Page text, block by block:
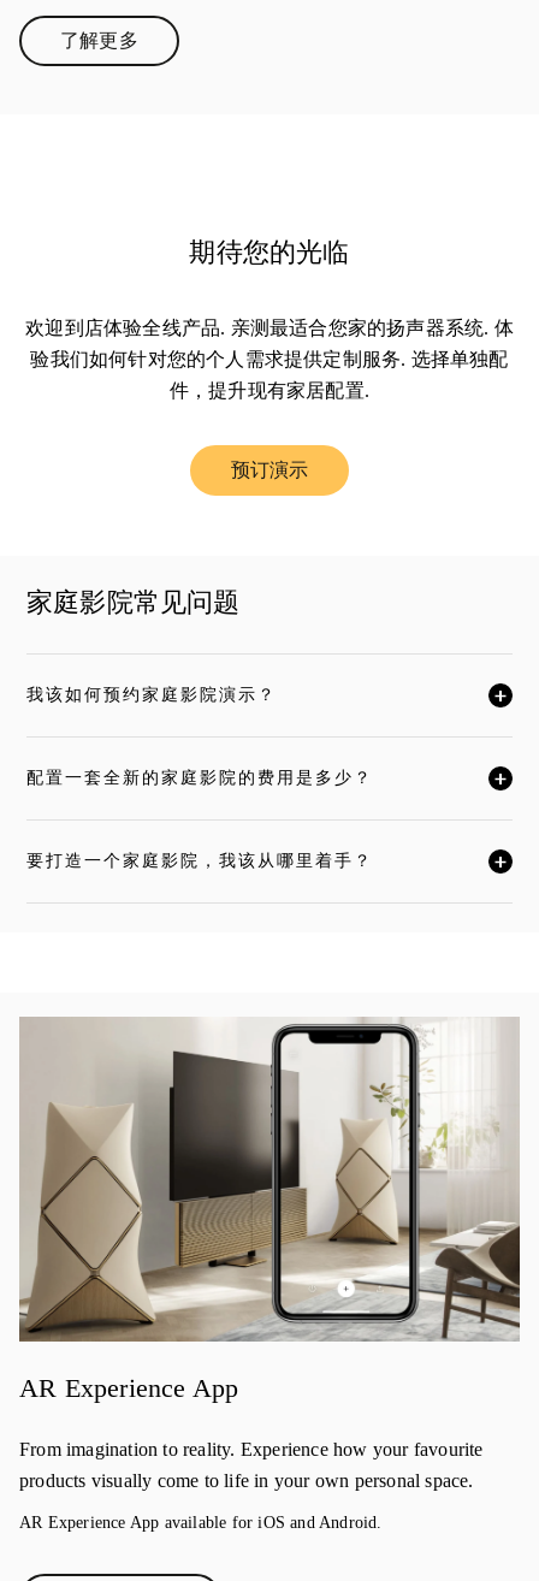
了解更多Link Opens in New Tab
期待您的光临
欢迎到店体验全线产品. 亲测最适合您家的扬声器系统. 体
验我们如何针对您的个人需求提供定制服务. 选择单独配
件，提升现有家居配置.
预订演示Link Opens in New Tab
家庭影院常见问题
我该如何预约家庭影院演示？
单击展开此描述，详细阅读
配置一套全新的家庭影院的费用是多少？
单击展开此描述，详细阅读
要打造一个家庭影院，我该从哪里着手？
单击展开此描述，详细阅读
AR Experience App
From imagination to reality. Experience how your favourite
products visually come to life in your own personal space.
AR Experience App available for iOS and Android.